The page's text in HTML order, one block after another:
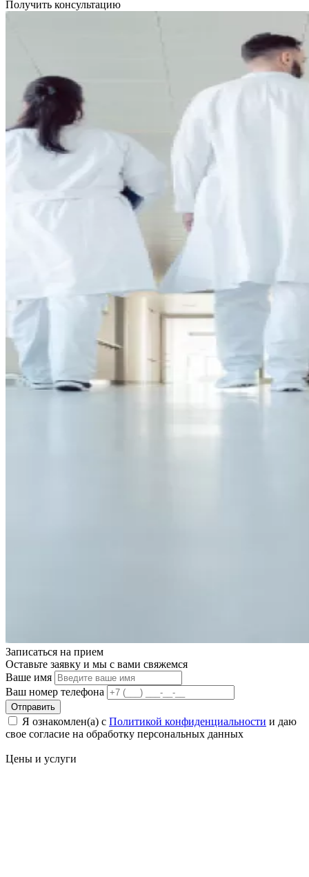
Получить консультацию
Записаться на прием
Оставьте заявку и мы с вами свяжемся
Ваше имя
Ваш номер телефона
Отправить
Я ознакомлен(а) с Политикой конфиденциальности и даю
свое cогласие на обработку персональных данных
Цены и услуги